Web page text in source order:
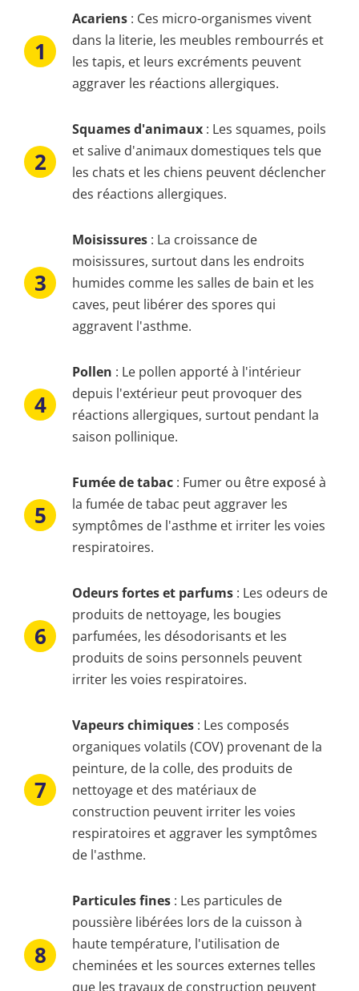
Acariens : Ces micro-organismes vivent
dans la literie, les meubles rembourrés et
les tapis, et leurs excréments peuvent
aggraver les réactions allergiques.
Squames d'animaux : Les squames, poils
et salive d'animaux domestiques tels que
les chats et les chiens peuvent déclencher
des réactions allergiques.
Moisissures : La croissance de
moisissures, surtout dans les endroits
humides comme les salles de bain et les
caves, peut libérer des spores qui
aggravent l'asthme.
Pollen : Le pollen apporté à l'intérieur
depuis l'extérieur peut provoquer des
réactions allergiques, surtout pendant la
saison pollinique.
Fumée de tabac : Fumer ou être exposé à
la fumée de tabac peut aggraver les
symptômes de l'asthme et irriter les voies
respiratoires.
Odeurs fortes et parfums : Les odeurs de
produits de nettoyage, les bougies
parfumées, les désodorisants et les
produits de soins personnels peuvent
irriter les voies respiratoires.
Vapeurs chimiques : Les composés
organiques volatils (COV) provenant de la
peinture, de la colle, des produits de
nettoyage et des matériaux de
construction peuvent irriter les voies
respiratoires et aggraver les symptômes
de l'asthme.
Particules fines : Les particules de
poussière libérées lors de la cuisson à
haute température, l'utilisation de
cheminées et les sources externes telles
que les travaux de construction peuvent